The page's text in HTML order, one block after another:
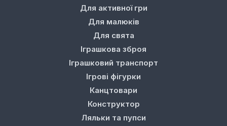
Для активної гри
Для малюків
Для свята
Іграшкова зброя
Іграшковий транспорт
Ігрові фігурки
Канцтовари
Конструктор
Ляльки та пупси